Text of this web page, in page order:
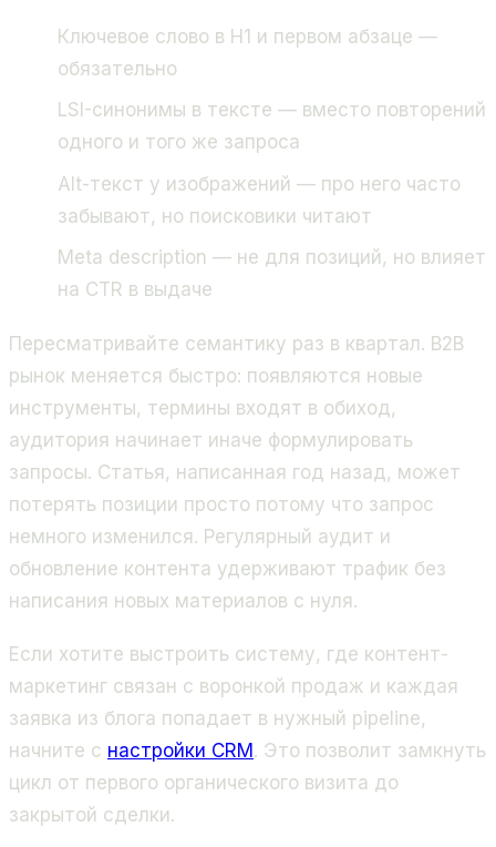
Ключевое слово в H1 и первом абзаце —
обязательно
LSI-синонимы в тексте — вместо повторений
одного и того же запроса
Alt-текст у изображений — про него часто
забывают, но поисковики читают
Meta description — не для позиций, но влияет
на CTR в выдаче
Пересматривайте семантику раз в квартал. B2B
рынок меняется быстро: появляются новые
инструменты, термины входят в обиход,
аудитория начинает иначе формулировать
запросы. Статья, написанная год назад, может
потерять позиции просто потому что запрос
немного изменился. Регулярный аудит и
обновление контента удерживают трафик без
написания новых материалов с нуля.
Если хотите выстроить систему, где контент-
маркетинг связан с воронкой продаж и каждая
заявка из блога попадает в нужный pipeline,
начните с настройки CRM . Это позволит замкнуть
цикл от первого органического визита до
закрытой сделки.